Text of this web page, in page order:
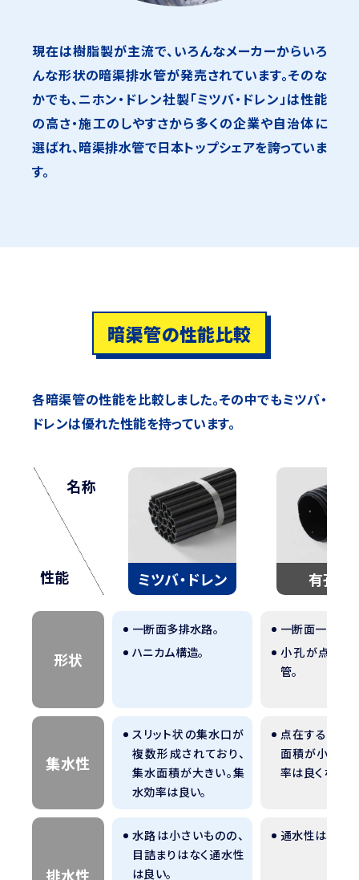
現在は樹脂製が主流で、いろんなメーカーからいろ
んな形状の暗渠排水管が発売されています。そのな
かでも、ニホン・ドレン社製「ミツバ・ドレン」は性能
の高さ・施工のしやすさから多くの企業や自治体に
選ばれ、暗渠排水管で日本トップシェアを誇っていま
す。
暗渠管の性能比較
各暗渠管の性能を比較しました。その中でもミツバ・
ドレンは優れた性能を持っています。
名称
性能 ミツバ・ドレン 有孔管
形状
一断面多排水路。
ハニカム構造。
一断面一排水
小孔が点在す
管。
集水性
スリット状の集水口が
複数形成されており、
集水面積が大きい。集
水効率は良い。
点在する小孔
面積が小さい
率は良くない。
排水性
水路は小さいものの、
目詰まりはなく通水性
は良い。
通水性は良い。